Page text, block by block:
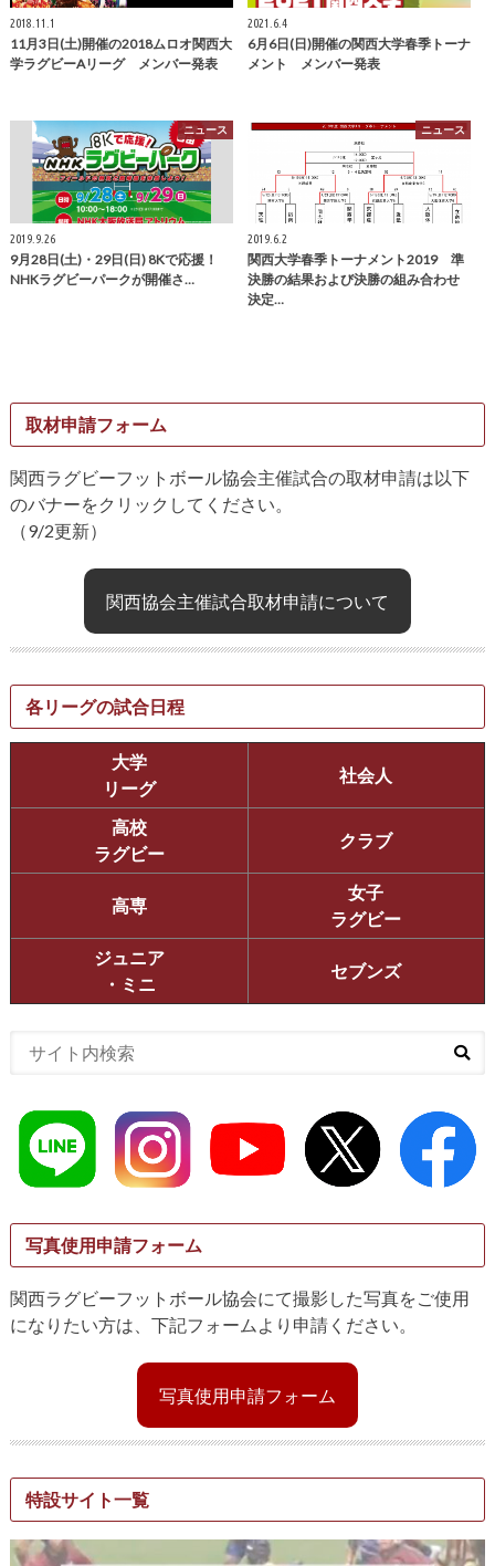
2018.11.1
11月3日(土)開催の2018ムロオ関西大
学ラグビーAリーグ メンバー発表
2021.6.4
6月6日(日)開催の関西大学春季トーナ
メント メンバー発表
ニュース
2019.9.26
9月28日(土)・29日(日) 8Kで応援！
NHKラグビーパークが開催さ…
ニュース
2019.6.2
関西大学春季トーナメント2019 準
決勝の結果および決勝の組み合わせ
決定…
取材申請フォーム
関西ラグビーフットボール協会主催試合の取材申請は以下
のバナーをクリックしてください。
（9/2更新）
関西協会主催試合取材申請について
各リーグの試合日程
大学
リーグ
社会人
高校
ラグビー
クラブ
高専
女子
ラグビー
ジュニア
・ミニ
セブンズ
写真使用申請フォーム
関西ラグビーフットボール協会にて撮影した写真をご使用
になりたい方は、下記フォームより申請ください。
写真使用申請フォーム
特設サイト一覧